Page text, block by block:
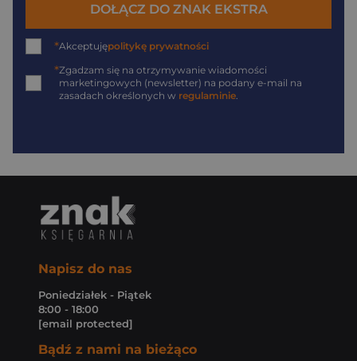
DOŁĄCZ DO ZNAK EKSTRA
*Akceptujępolitykę prywatności
*Zgadzam się na otrzymywanie wiadomości
marketingowych (newsletter) na podany e-mail na
zasadach określonych w regulaminie
Napisz do nas
Poniedziałek - Piątek
8:00 - 18:00
[email protected]
Bądź z nami na bieżąco